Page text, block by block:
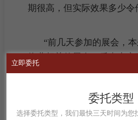
期很高，但实际效果多少令
“前几天参加的展会，
物业相关的展会，后来也变
房地产的展会，前面是卖房
角旮旯里，出入口也不明显
么人。”刘畅说。
立即委托
委托类型
选择委托类型，我们最快三天时间为您